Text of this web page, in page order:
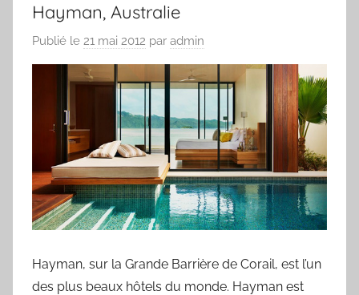
Hayman, Australie
Publié le 21 mai 2012 par admin
Hayman, sur la Grande Barrière de Corail, est l’un
des plus beaux hôtels du monde. Hayman est